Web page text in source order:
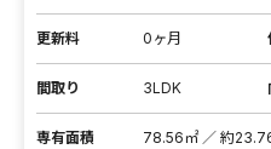
更新料 0ヶ月
間取り 3LDK
専有面積 78.56㎡ ／ 約